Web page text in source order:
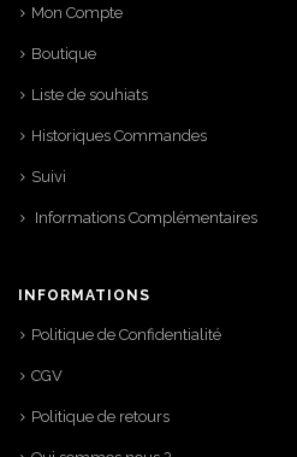
Mon Compte
Boutique
Liste de souhiats
Historiques Commandes
Suivi
Informations Complémentaires
INFORMATIONS
Politique de Confidentialité
CGV
Politique de retours